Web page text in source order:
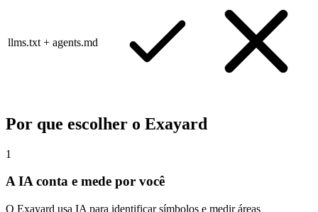
llms.txt + agents.md
Por que escolher o Exayard
1
A IA conta e mede por você
O Exayard usa IA para identificar símbolos e medir áreas